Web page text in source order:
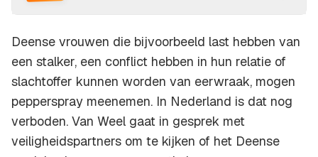
Deense vrouwen die bijvoorbeeld last hebben van
een stalker, een conflict hebben in hun relatie of
slachtoffer kunnen worden van eerwraak, mogen
pepperspray meenemen. In Nederland is dat nog
verboden. Van Weel gaat in gesprek met
veiligheidspartners om te kijken of het Deense